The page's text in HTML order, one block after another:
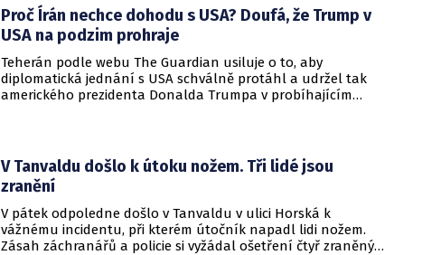
nedosažitelné.
Proč Írán nechce dohodu s USA? Doufá, že Trump v
USA na podzim prohraje
Teherán podle webu The Guardian usiluje o to, aby
diplomatická jednání s USA schválně protáhl a udržel tak
amerického prezidenta Donalda Trumpa v probíhajícím
rukojmími za prezidenta Jimmyho Cartera.
V Tanvaldu došlo k útoku nožem. Tři lidé jsou
zranění
V pátek odpoledne došlo v Tanvaldu v ulici Horská k
vážnému incidentu, při kterém útočník napadl lidi nožem.
Zásah záchranářů a policie si vyžádal ošetření čtyř zraněných